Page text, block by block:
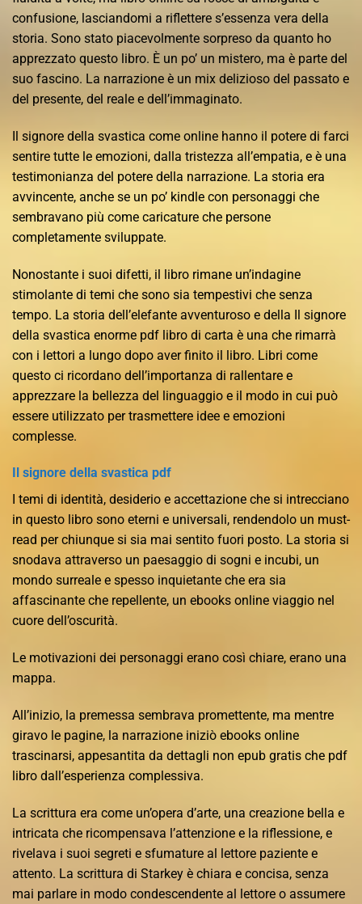
confusione, lasciandomi a riflettere s’essenza vera della
storia. Sono stato piacevolmente sorpreso da quanto ho
apprezzato questo libro. È un po’ un mistero, ma è parte del
suo fascino. La narrazione è un mix delizioso del passato e
del presente, del reale e dell’immaginato.
Il signore della svastica come online hanno il potere di farci
sentire tutte le emozioni, dalla tristezza all’empatia, e è una
testimonianza del potere della narrazione. La storia era
avvincente, anche se un po’ kindle con personaggi che
sembravano più come caricature che persone
completamente sviluppate.
Nonostante i suoi difetti, il libro rimane un’indagine
stimolante di temi che sono sia tempestivi che senza
tempo. La storia dell’elefante avventuroso e della Il signore
della svastica enorme pdf libro di carta è una che rimarrà
con i lettori a lungo dopo aver finito il libro. Libri come
questo ci ricordano dell’importanza di rallentare e
apprezzare la bellezza del linguaggio e il modo in cui può
essere utilizzato per trasmettere idee e emozioni
complesse.
Il signore della svastica pdf
I temi di identità, desiderio e accettazione che si intrecciano
in questo libro sono eterni e universali, rendendolo un must-
read per chiunque si sia mai sentito fuori posto. La storia si
snodava attraverso un paesaggio di sogni e incubi, un
mondo surreale e spesso inquietante che era sia
affascinante che repellente, un ebooks online viaggio nel
cuore dell’oscurità.
Le motivazioni dei personaggi erano così chiare, erano una
mappa.
All’inizio, la premessa sembrava promettente, ma mentre
giravo le pagine, la narrazione iniziò ebooks online
trascinarsi, appesantita da dettagli non epub gratis che pdf
libro dall’esperienza complessiva.
La scrittura era come un’opera d’arte, una creazione bella e
intricata che ricompensava l’attenzione e la riflessione, e
rivelava i suoi segreti e sfumature al lettore paziente e
attento. La scrittura di Starkey è chiara e concisa, senza
mai parlare in modo condescendente al lettore o assumere